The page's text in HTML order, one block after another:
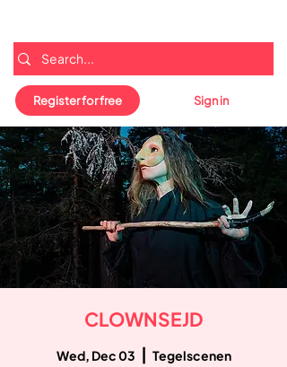
Sign in
Register for free
CLOWNSEJD
Wed, Dec 03
  |
Tegelscenen